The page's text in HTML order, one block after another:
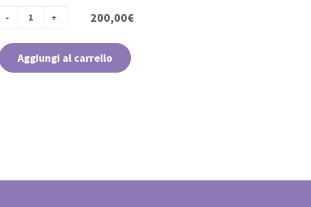
200,00€
Aggiungi al carrello